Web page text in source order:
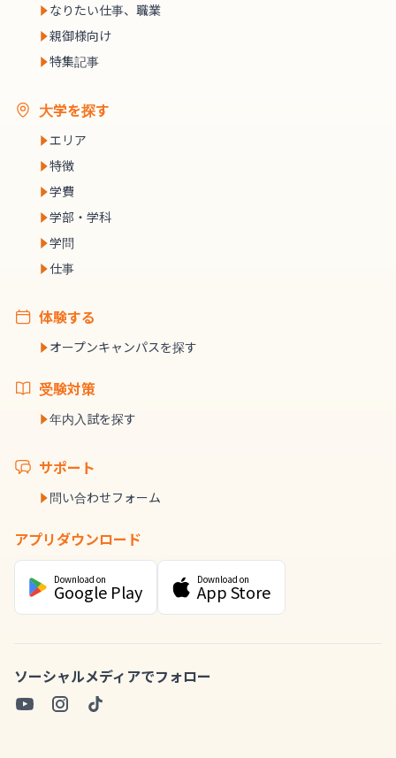
なりたい仕事、職業
親御様向け
特集記事
大学を探す
エリア
特徴
学費
学部・学科
学問
仕事
体験する
オープンキャンパスを探す
受験対策
年内入試を探す
サポート
問い合わせフォーム
アプリダウンロード
Download on
Google Play
Download on
App Store
ソーシャルメディアでフォロー